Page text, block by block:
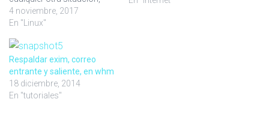
sigamos sin poder enviar un
correo a uno o varios
inmediatamente un correo
de error además del log de
exigrep con la sigueinte
leyenda all hosts…
4 noviembre, 2017
En "Linux"
Respaldar exim, correo
entrante y saliente, en whm
18 diciembre, 2014
En "tutoriales"